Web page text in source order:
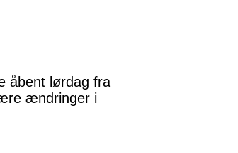
åbent lørdag fra
ændringer i